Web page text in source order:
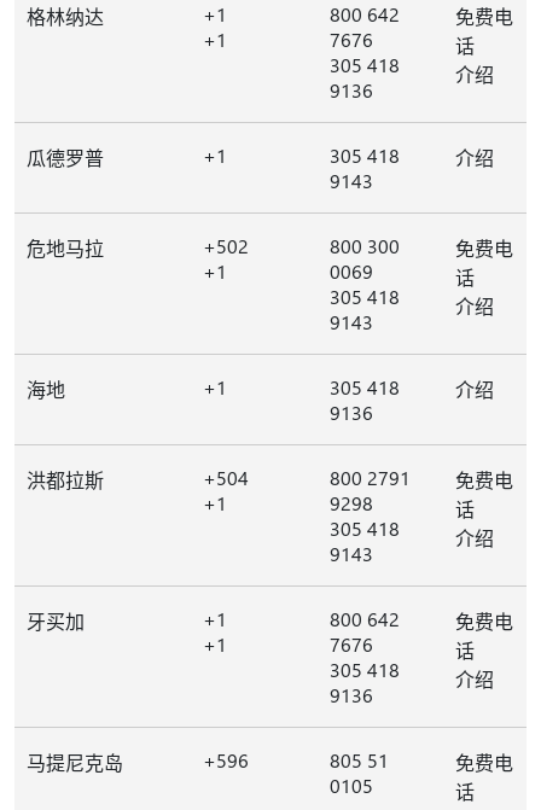
格林纳达
+1
+1
800 642
7676
305 418
9136
免费电
话
介绍
瓜德罗普 +1
305 418
9143
介绍
危地马拉
+502
+1
800 300
0069
305 418
9143
免费电
话
介绍
海地 +1
305 418
9136
介绍
洪都拉斯
+504
+1
800 2791
9298
305 418
9143
免费电
话
介绍
牙买加
+1
+1
800 642
7676
305 418
9136
免费电
话
介绍
马提尼克岛 +596
805 51
0105
免费电
话